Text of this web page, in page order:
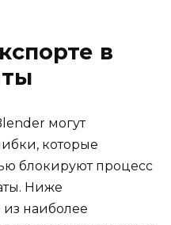
в
могут
которые
блокируют процесс
Ниже
наиболее